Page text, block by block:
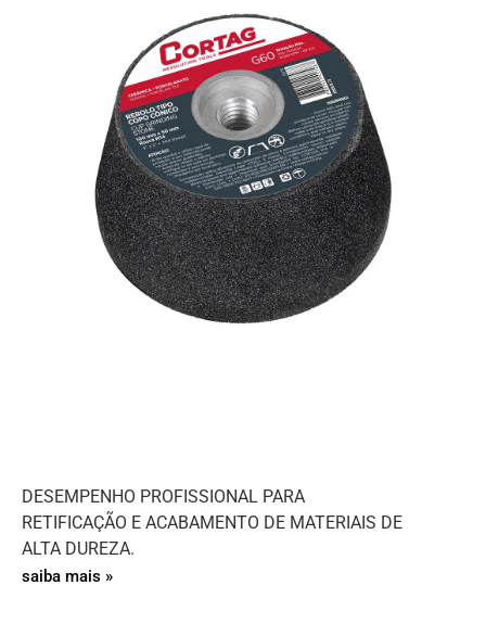
DESEMPENHO PROFISSIONAL PARA
RETIFICAÇÃO E ACABAMENTO DE MATERIAIS DE
ALTA DUREZA.
saiba mais »